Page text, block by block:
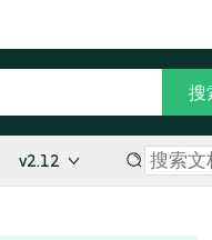
v2.12